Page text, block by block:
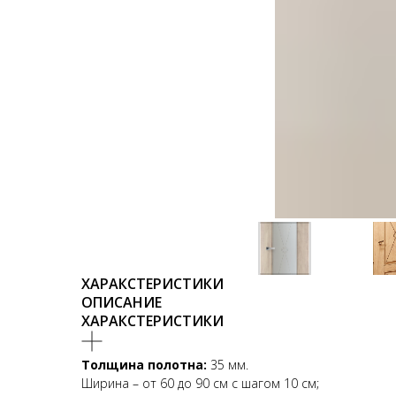
ХАРАКСТЕРИСТИКИ
ОПИСАНИЕ
ХАРАКСТЕРИСТИКИ
Толщина полотна: 35 мм.
Ширина – от 60 до 90 см с шагом 10 см;